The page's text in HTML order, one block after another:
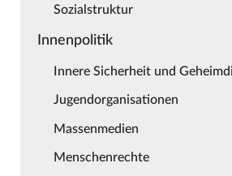
Sozialstruktur
Innenpolitik
Innere Sicherheit und
Jugendorganisationen
Massenmedien
Menschenrechte